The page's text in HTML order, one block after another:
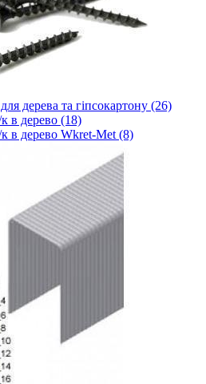
дерева та гіпсокартону (26)
в дерево (18)
в дерево Wkret-Met (8)